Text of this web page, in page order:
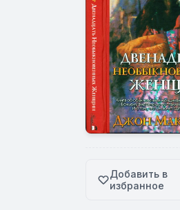
Добавить в
избранное